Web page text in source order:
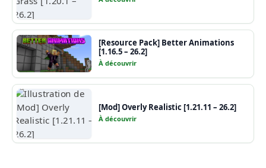
[Resource Pack] Better Animations
[1.16.5 – 26.2]
À découvrir
[Mod] Overly Realistic [1.21.11 – 26.2]
À découvrir